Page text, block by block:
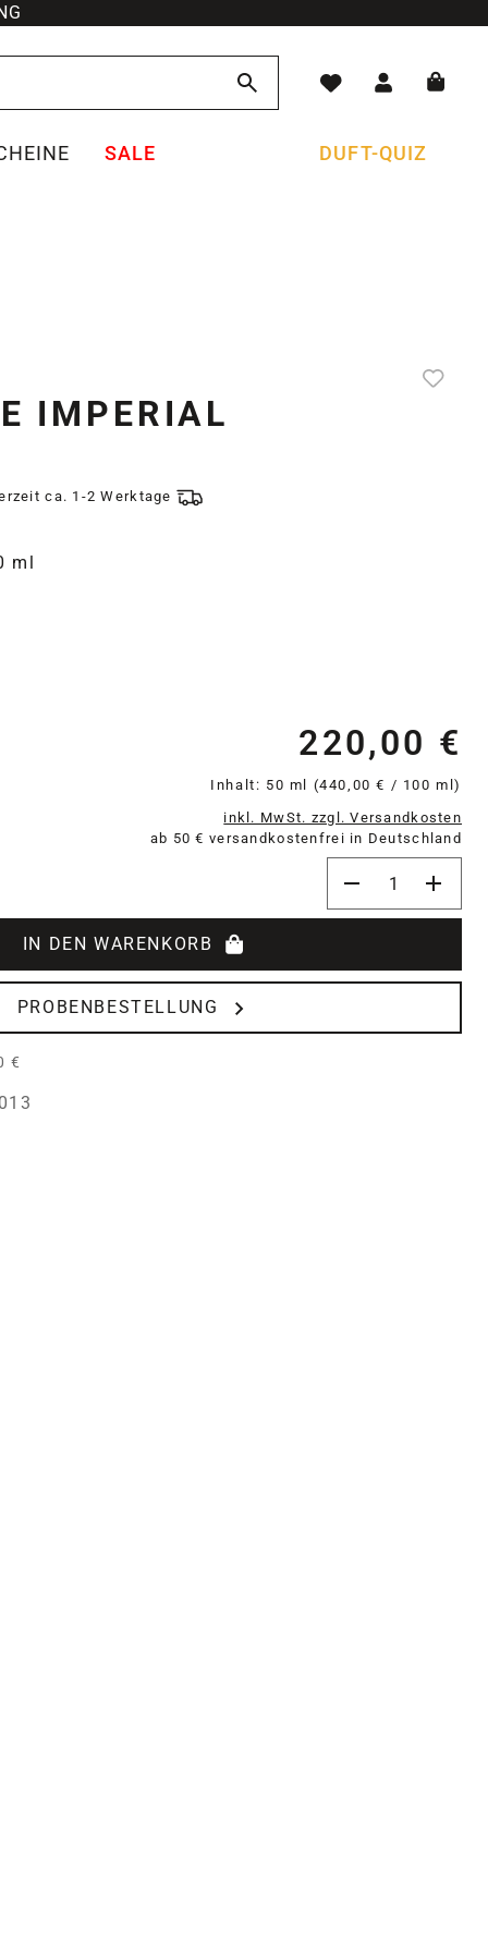
SALE DUFT-QUIZ
IMPERIAL
ca. 1-2 Werktage
ml
220,00 €
Inhalt: 50 ml (440,00 € / 100 ml)
inkl. MwSt. zzgl. Versandkosten
ab 50 € versandkostenfrei in Deutschland
IN DEN WARENKORB
PROBENBESTELLUNG
€